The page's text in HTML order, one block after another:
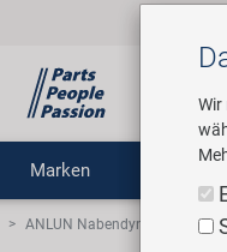
Marken
ANLUN Nabendynamo
Wir